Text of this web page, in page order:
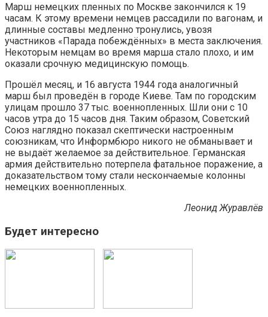
Марш немецких пленных по Москве закончился к 19
часам. К этому времени немцев рассадили по вагонам, и
длинные составы медленно тронулись, увозя
участников «Парада побеждённых» в места заключения.
Некоторым немцам во время марша стало плохо, и им
оказали срочную медицинскую помощь.
Прошёл месяц, и 16 августа 1944 года аналогичный
марш был проведён в городе Киеве. Там по городским
улицам прошло 37 тыс. военнопленных. Шли они с 10
часов утра до 15 часов дня. Таким образом, Советский
Союз наглядно показал скептически настроенным
союзникам, что Информбюро никого не обманывает и
не выдаёт желаемое за действительное. Германская
армия действительно потерпела фатальное поражение, а
доказательством тому стали нескончаемые колонны
немецких военнопленных.
Леонид Журавлёв
Будет интересно